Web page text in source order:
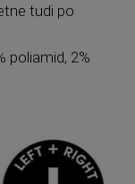
tudi po
poliamid, 2%